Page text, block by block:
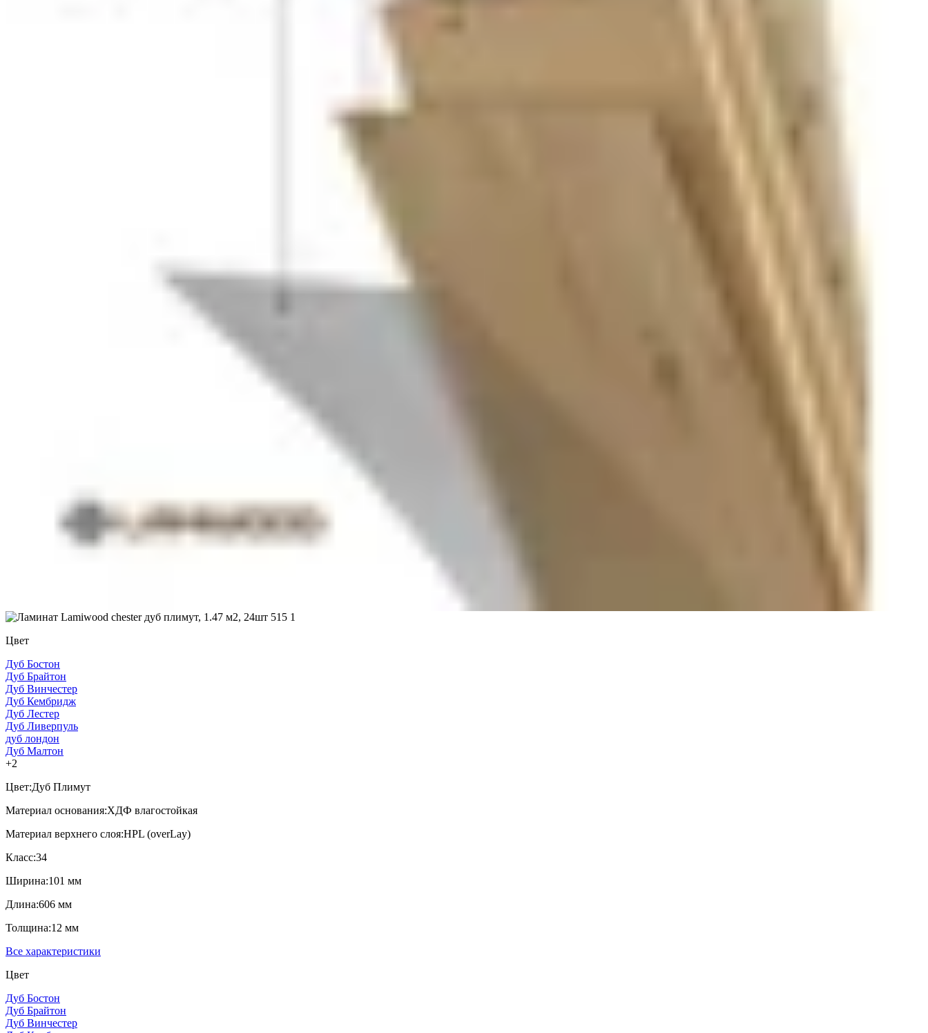
Цвет
Дуб Бостон
Дуб Брайтон
Дуб Винчестер
Дуб Кембридж
Дуб Лестер
Дуб Ливерпуль
дуб лондон
Дуб Малтон
+2
Цвет:Дуб Плимут
Материал основания:ХДФ влагостойкая
Материал верхнего слоя:HPL (overLay)
Класс:34
Ширина:101 мм
Длина:606 мм
Толщина:12 мм
Все характеристики
Цвет
Дуб Бостон
Дуб Брайтон
Дуб Винчестер